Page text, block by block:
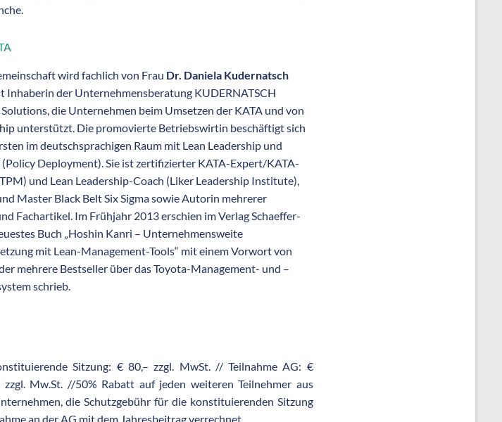
wird fachlich von Frau Dr. Daniela Kudernatsch
Inhaberin der Unternehmensberatung KUDERNATSCH
die Unternehmen beim Umsetzen der KATA und von
unterstützt. Die promovierte Betriebswirtin beschäftigt sich
im deutschsprachigen Raum mit Lean Leadership und
Deployment). Sie ist zertifizierter KATA-Expert/KATA-
und Lean Leadership-Coach (Liker Leadership Institute),
Master Black Belt Six Sigma sowie Autorin mehrerer
Fachartikel. Im Frühjahr 2013 erschien im Verlag Schaeffer-
Buch „Hoshin Kanri – Unternehmensweite
mit Lean-Management-Tools“ mit einem Vorwort von
mehrere Bestseller über das Toyota-Management- und –
schrieb.
Sitzung: € 80,– zzgl. MwSt. // Teilnahme AG: €
zzgl. Mw.St. //50% Rabatt auf jeden weiteren Teilnehmer aus
die Schutzgebühr für die konstituierenden Sitzung
an der AG mit dem Jahresbeitrag verrechnet.